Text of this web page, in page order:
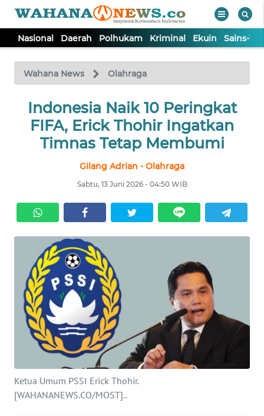
Nasional Daerah Polhukam Kriminal Ekuin Sains-
Wahana News Olahraga
Indonesia Naik 10 Peringkat
FIFA, Erick Thohir Ingatkan
Timnas Tetap Membumi
Gilang Adrian - Olahraga
Sabtu, 13 Juni 2026 - 04:50 WIB
Ketua Umum PSSI Erick Thohir.
[WAHANANEWS.CO/MOST]..
TV
Tutup
NASIONAL
DAERAH
KRIMINAL
EKUIN
SAINS-TEKNO
KESEHATAN
INTERNASIONAL
SERBA-SERBI
PENDIDIKAN